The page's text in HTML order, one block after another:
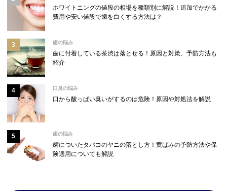
ホワイトニングの値段の相場を種類別に解説！追加でかかる
費用や安い値段で歯を白くする方法は？
歯の悩み
歯に付着している茶渋は落とせる！原因と対策、予防方法も
紹介
口臭の悩み
口から酸っぱい臭いがするのは危険！原因や対処法を解説
歯の悩み
歯についたタバコのヤニの落とし方！黄ばみの予防方法や保
険適用についても解説